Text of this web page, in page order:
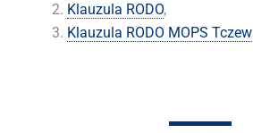
Klauzula RODO,
Klauzula RODO MOPS Tczew